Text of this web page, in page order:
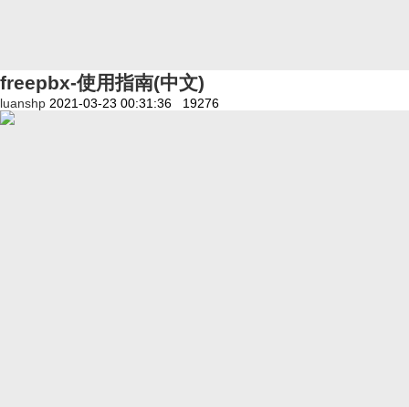
freepbx-使用指南(中文)
luanshp 2021-03-23 00:31:36 19276